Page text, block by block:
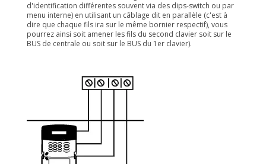
d'identification différentes souvent via des dips-switch ou par
menu interne) en utilisant un câblage dit en parallèle (c'est à
dire que chaque fils ira sur le même bornier respectif), vous
pourrez ainsi soit amener les fils du second clavier soit sur le
BUS de centrale ou soit sur le BUS du 1er clavier).